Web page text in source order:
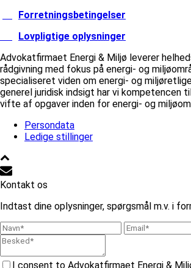
Forretningsbetingelser
Lovpligtige oplysninger
Advokatfirmaet Energi & Miljø leverer
rådgivning med fokus på energi- og
specialiseret viden om energi- og
generel juridisk indsigt har vi kompetencen
vifte af opgaver inden for energi- og
Persondata
Ledige stillinger
Kontakt os
Indtast dine oplysninger, spørgsmål m.v. i
I consent to Advokatfirmaet Energi &